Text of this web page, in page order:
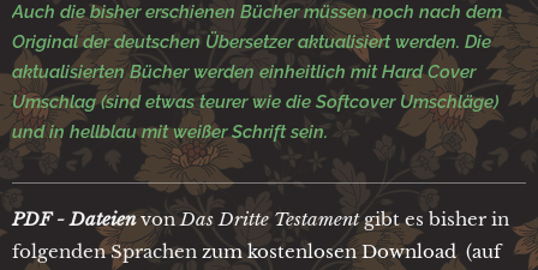
Auch die bisher erschienen Bücher müssen noch nach dem
Original der deutschen Übersetzer aktualisiert werden. Die
aktualisierten Bücher werden einheitlich mit Hard Cover
Umschlag (sind etwas teurer wie die Softcover Umschläge)
und in hellblau mit weißer Schrift sein.
PDF - Dateien von Das Dritte Testamentgibt es bisher in
folgenden Sprachen zum kostenlosen Download (auf